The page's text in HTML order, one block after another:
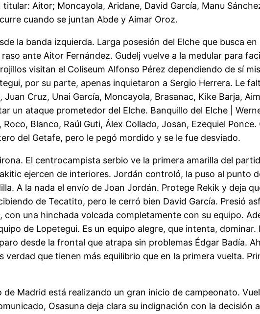
titular: Aitor; Moncayola, Aridane, David García, Manu
cuando se juntan Abde y Aimar Oroz.
la banda izquierda. Larga posesión del Elche que busca
ante Aitor Fernández. Gudelj vuelve a la medular para
visitan el Coliseum Alfonso Pérez dependiendo de sí
por su parte, apenas inquietaron a Sergio Herrera. Le
Juan Cruz, Unai García, Moncayola, Brasanac, Kike Barja,
un ataque prometedor del Elche. Banquillo del Elche |
Blanco, Raúl Guti, Álex Collado, Josan, Ezequiel
del Getafe, pero le pegó mordido y se le fue desviado.
El centrocampista serbio ve la primera amarilla del
ejercen de interiores. Jordán controló, la puso al punto
A la nada el envío de Joan Jordán. Protege Rekik y deja
de Tecatito, pero le cerró bien David García. Presió
una hinchada volcada completamente con su equipo.
de Lopetegui. Es un equipo alegre, que intenta, dominar.
desde la frontal que atrapa sin problemas Édgar Badía.
verdad que tienen más equilibrio que en la primera vuelta.
Madrid está realizando un gran inicio de campeonato.
Osasuna deja clara su indignación con la decisión